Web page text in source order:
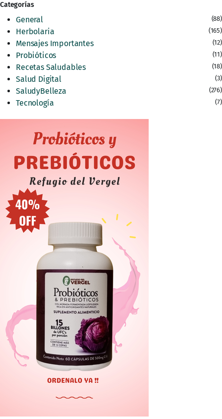
Categorías
General (88)
Herbolaria (165)
Mensajes Importantes (12)
Probióticos (11)
Recetas Saludables (18)
Salud Digital (3)
SaludyBelleza (276)
Tecnología (7)